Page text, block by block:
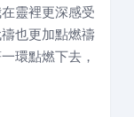
靈裡更深感受
也更加點燃禱
環點燃下去，